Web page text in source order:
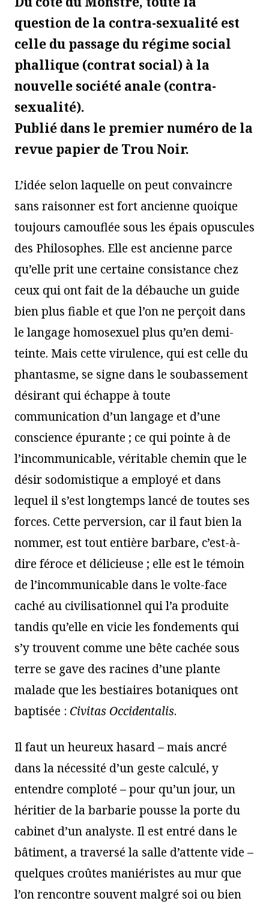
question de la contra-sexualité est
celle du passage du régime social
phallique (contrat social) à la
nouvelle société anale (contra-
sexualité).
Publié dans le premier numéro de la
revue papier de Trou Noir.
L’idée selon laquelle on peut convaincre
sans raisonner est fort ancienne quoique
toujours camouflée sous les épais opuscules
des Philosophes. Elle est ancienne parce
qu’elle prit une certaine consistance chez
ceux qui ont fait de la débauche un guide
bien plus fiable et que l’on ne perçoit dans
le langage homosexuel plus qu’en demi-
teinte. Mais cette virulence, qui est celle du
phantasme, se signe dans le soubassement
désirant qui échappe à toute
communication d’un langage et d’une
conscience épurante ; ce qui pointe à de
l’incommunicable, véritable chemin que le
désir sodomistique a employé et dans
lequel il s’est longtemps lancé de toutes ses
forces. Cette perversion, car il faut bien la
nommer, est tout entière barbare, c’est-à-
dire féroce et délicieuse ; elle est le témoin
de l’incommunicable dans le volte-face
caché au civilisationnel qui l’a produite
tandis qu’elle en vicie les fondements qui
s’y trouvent comme une bête cachée sous
terre se gave des racines d’une plante
malade que les bestiaires botaniques ont
baptisée : Civitas Occidentalis.
Il faut un heureux hasard – mais ancré
dans la nécessité d’un geste calculé, y
entendre comploté – pour qu’un jour, un
héritier de la barbarie pousse la porte du
cabinet d’un analyste. Il est entré dans le
bâtiment, a traversé la salle d’attente vide –
quelques croûtes maniéristes au mur que
l’on rencontre souvent malgré soi ou bien